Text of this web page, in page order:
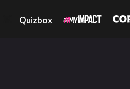
Quizbox